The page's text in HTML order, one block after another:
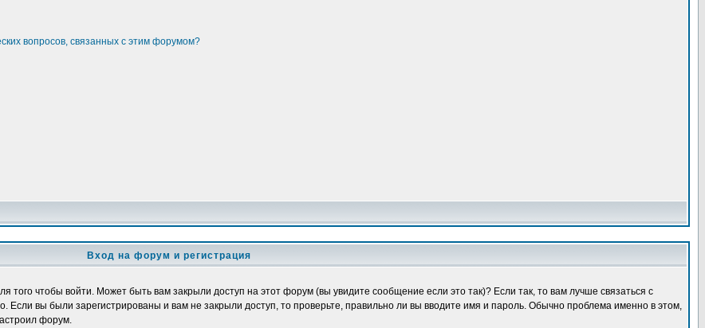
вопросов, связанных с этим форумом?
Вход на форум и регистрация
чтобы войти. Может быть вам закрыли доступ на этот форум (вы увидите сообщение если это так)? Если так, то вам лучше связаться с
вы были зарегистрированы и вам не закрыли доступ, то проверьте, правильно ли вы вводите имя и пароль. Обычно проблема именно в этом,
форум.